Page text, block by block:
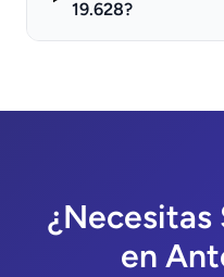
19.628?
¿Necesitas
en